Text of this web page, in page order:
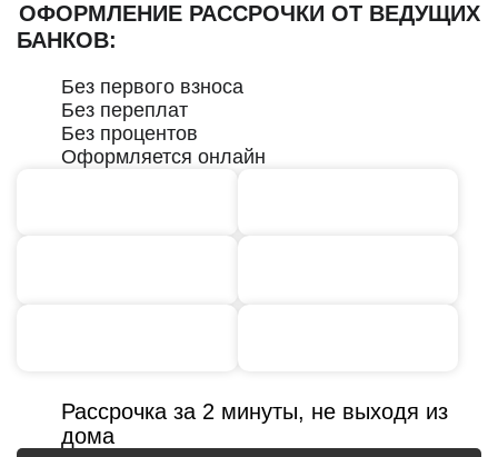
ОФОРМЛЕНИЕ РАССРОЧКИ ОТ ВЕДУЩИХ
БАНКОВ:
Без первого взноса
Без переплат
Без процентов
Оформляется онлайн
Рассрочка за 2 минуты, не выходя из
дома